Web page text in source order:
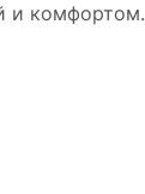
и комфортом.